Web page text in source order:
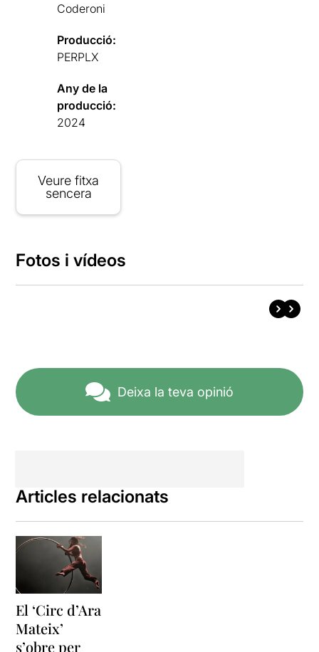
Coderoni
Producció:
PERPLX
Any de la
producció:
2024
Veure fitxa
sencera
Fotos i vídeos
Deixa la teva opinió
Articles relacionats
El ‘Circ d’Ara
Mateix’
s’obre per